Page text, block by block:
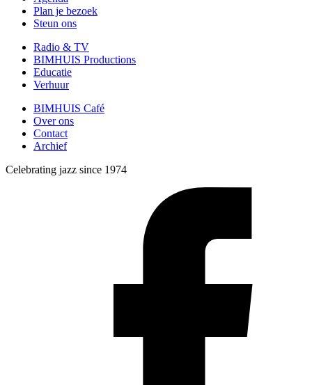
Plan je bezoek
Steun ons
Radio & TV
BIMHUIS Productions
Educatie
Verhuur
BIMHUIS Café
Over ons
Contact
Archief
Celebrating jazz since 1974